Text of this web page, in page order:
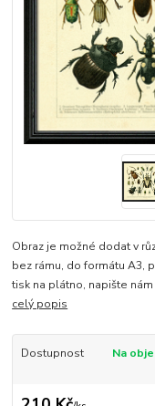
Obraz je možné dodat v
bez rámu, do formátu A3,
tisk na plátno, napište
celý popis
Dostupnost Na